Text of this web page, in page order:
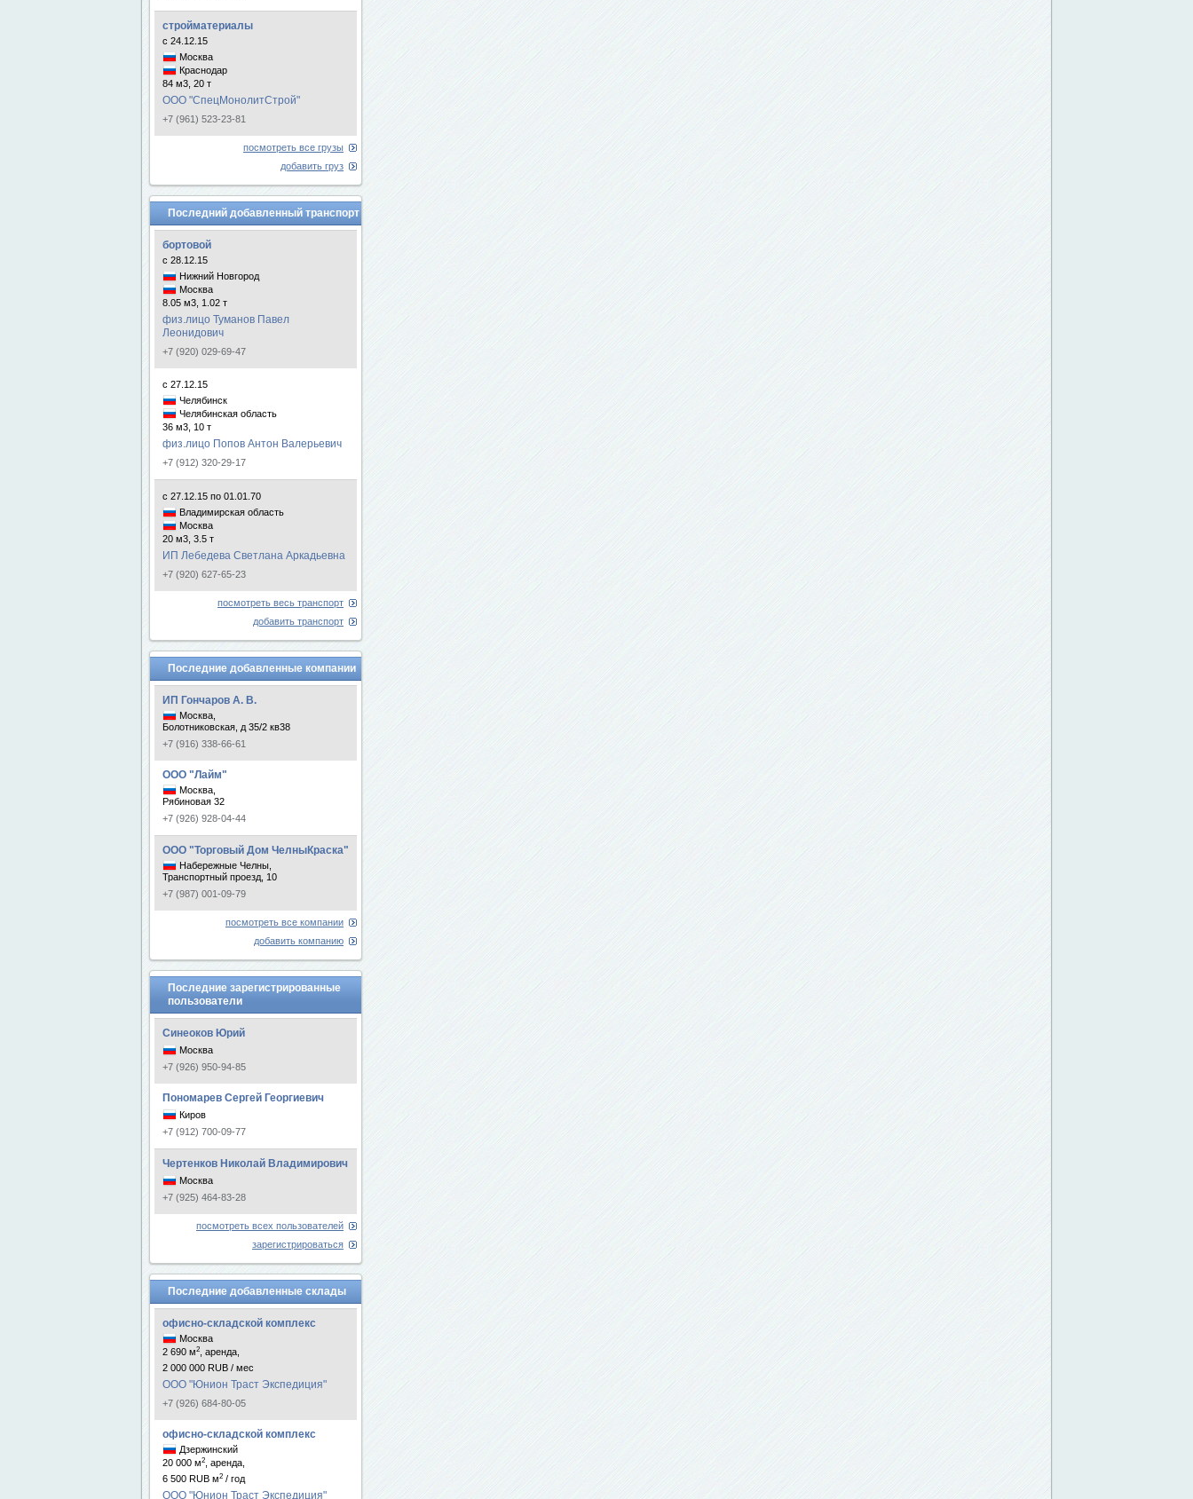
стройматериалы
с 24.12.15
Москва
Краснодар
84 м3, 20 т
ООО "СпецМонолитСтрой"
+7 (961) 523-23-81
посмотреть все грузы
добавить груз
Последний добавленный транспорт
бортовой
с 28.12.15
Нижний Новгород
Москва
8.05 м3, 1.02 т
физ.лицо Туманов Павел
Леонидович
+7 (920) 029-69-47
с 27.12.15
Челябинск
Челябинская область
36 м3, 10 т
физ.лицо Попов Антон Валерьевич
+7 (912) 320-29-17
с 27.12.15 по 01.01.70
Владимирская область
Москва
20 м3, 3.5 т
ИП Лебедева Светлана Аркадьевна
+7 (920) 627-65-23
посмотреть весь транспорт
добавить транспорт
Последние добавленные компании
ИП Гончаров А. В.
Москва,
Болотниковская, д 35/2 кв38
+7 (916) 338-66-61
ООО "Лайм"
Москва,
Рябиновая 32
+7 (926) 928-04-44
ООО "Торговый Дом ЧелныКраска"
Набережные Челны,
Транспортный проезд, 10
+7 (987) 001-09-79
посмотреть все компании
добавить компанию
Последние зарегистрированные
пользователи
Синеоков Юрий
Москва
+7 (926) 950-94-85
Пономарев Сергей Георгиевич
Киров
+7 (912) 700-09-77
Чертенков Николай Владимирович
Москва
+7 (925) 464-83-28
посмотреть всех пользователей
зарегистрироваться
Последние добавленные склады
офисно-складской комплекс
Москва
2 690 м2
, аренда,
2 000 000 RUB / мес
ООО "Юнион Траст Экспедиция"
+7 (926) 684-80-05
офисно-складской комплекс
Дзержинский
20 000 м2
, аренда,
6 500 RUB м2 / год
ООО "Юнион Траст Экспедиция"